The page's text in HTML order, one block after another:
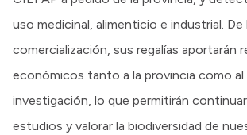
uso medicinal, alimenticio e industrial. De
comercialización, sus regalías aportarán
económicos tanto a la provincia como
investigación, lo que permitirán
estudios y valorar la biodiversidad de